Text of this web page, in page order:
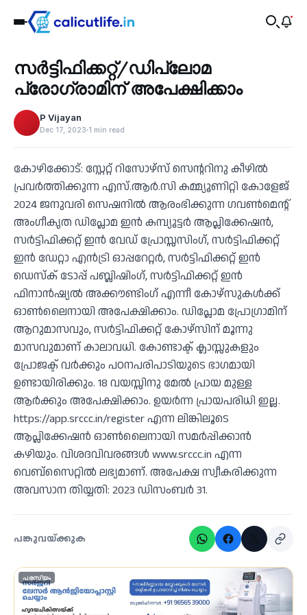
‹
Education
സർട്ടിഫിക്കറ്റ്/ഡിപ്ലോമ
പ്രോഗ്രാമിന് അപേക്ഷിക്കാം
P Vijayan
Dec 17, 2023 1 min read
കോഴിക്കോട്: സ്റ്റേറ്റ് റിസോഴ്സ് സെന്ററിനു കീഴിൽ
പ്രവർത്തിക്കുന്ന എസ്.ആർ.സി കമ്മ്യൂണിറ്റി കോളേജ്
2024 ജനുവരി സെഷനിൽ ആരംഭിക്കുന്ന ഗവൺമെന്റ്
അംഗീകൃത ഡിപ്ലോമ ഇൻ കമ്പ്യൂട്ടർ ആപ്ലിക്കേഷൻ,
സർട്ടിഫിക്കറ്റ് ഇൻ വേഡ് പ്രോസ്സസിംഗ്, സർട്ടിഫിക്കറ്റ്
ഇൻ ഡേറ്റാ എൻട്രി ഓപ്പറേറ്റർ, സർട്ടിഫിക്കറ്റ് ഇൻ
ഡെസ്ക് ടോപ്പ് പബ്ലിഷിംഗ്, സർട്ടിഫിക്കറ്റ് ഇൻ
ഫിനാൻഷ്യൽ അക്കൗണ്ടിംഗ് എന്നീ കോഴ്സുകൾക്ക്
ഓൺലൈനായി അപേക്ഷിക്കാം. ഡിപ്ലോമ പ്രോഗ്രാമിന്
ആറുമാസവും, സർട്ടിഫിക്കറ്റ് കോഴ്സിന് മൂന്നു
മാസവുമാണ് കാലാവധി. കോണ്ടാക്ട് ക്ലാസ്സുകളും
പ്രോജക്ട് വർക്കും പഠനപരിപാടിയുടെ ഭാഗമായി
ഉണ്ടായിരിക്കും. 18 വയസ്സിനു മേൽ പ്രായ മുള്ള
ആർക്കും അപേക്ഷിക്കാം. ഉയർന്ന പ്രായപരിധി ഇല്ല.
https://app.srccc.in/register എന്ന ലിങ്കിലൂടെ
ആപ്ലിക്കേഷൻ ഓൺലൈനായി സമർപ്പിക്കാൻ
കഴിയും. വിശദവിവരങ്ങൾ www.srccc.in എന്ന
വെബ്സൈറ്റിൽ ലഭ്യമാണ്. അപേക്ഷ സ്വീകരിക്കുന്ന
അവസാന തിയ്യതി: 2023 ഡിസംബർ 31.
പങ്കുവയ്ക്കുക
പരസ്യം